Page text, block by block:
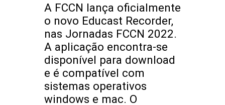
A FCCN lança oficialmente
o novo Educast Recorder,
nas Jornadas FCCN 2022.
A aplicação encontra-se
disponível para download
e é compatível com
sistemas operativos
windows e mac. O